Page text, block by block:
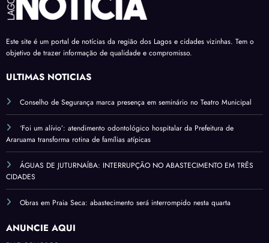
Este site é um portal de notícias da região dos Lagos e cidades vizinhas. Tem o
objetivo de trazer informação de qualidade e compromisso.
ÚLTIMAS NOTÍCIAS
Conselho de Segurança marca presença em seminário no Teatro Municipal
‘Foi um alívio’: atendimento odontológico hospitalar da Prefeitura de
Araruama transforma rotina de famílias atípicas
ÁGUAS DE JUTURNAÍBA: INTERRUPÇÃO NO ABASTECIMENTO EM TRÊS
CIDADES
Obras em Praia Seca: abastecimento será interrompido nesta quarta
ANUNCIE AQUI